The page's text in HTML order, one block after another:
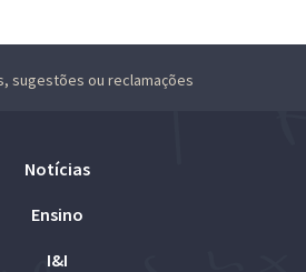
sugestões ou reclamações
Notícias
Ensino
I&I